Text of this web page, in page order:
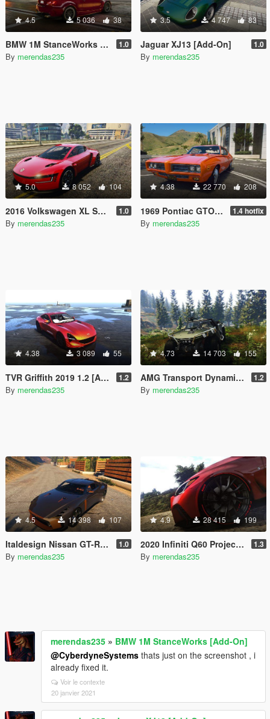
4.5 5 036 38
BMW 1M StanceWorks [Add-On] 1.0
By merendas235
3.5 4 747 83
Jaguar XJ13 [Add-On] 1.0
By merendas235
5.0 8 052 104
2016 Volkswagen XL Sport Concept [Add-On / Replace | LODs] 1.0
By merendas235
4.38 22 770 208
1969 Pontiac GTO Judge [Add-On / Replace | Tuning] 1.4 hotfix
By merendas235
4.38 3 089 55
TVR Griffith 2019 1.2 [Add-On | LODs] 1.2
By merendas235
4.73 14 703 155
AMG Transport Dynamics M12S Warthog CST [Add-On / Replace] 1.2
By merendas235
4.5 14 398 107
Italdesign Nissan GT-R50 2020 [Add-On / Replace] 1.0
By merendas235
4.9 28 415 199
2020 Infiniti Q60 Project Black [Add-On / Replace | LODs] 1.3
By merendas235
merendas235 » BMW 1M StanceWorks [Add-On]
@CyberdyneSystems thats just on the screenshot , i
already fixed it.
Voir le contexte
20 janvier 2021